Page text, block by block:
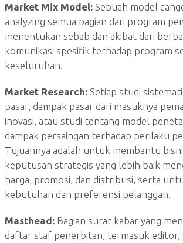
Market Mix Model: Sebuah model
analyzing semua bagian dari program
menentukan sebab dan akibat dari
komunikasi spesifik terhadap program
keseluruhan.
Market Research: Setiap studi
pasar, dampak pasar dari masuknya
inovasi, atau studi tentang model
dampak persaingan terhadap perilaku
Tujuannya adalah untuk membantu
keputusan strategis yang lebih baik
harga, promosi, dan distribusi, serta
kebutuhan dan preferensi pelanggan.
Masthead: Bagian surat kabar yang
daftar staf penerbitan, termasuk editor,